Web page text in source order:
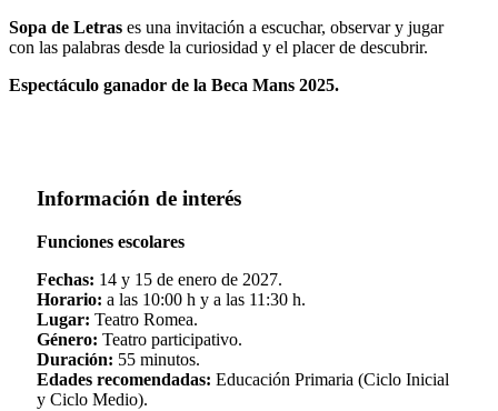
Sopa de Letras es una invitación a escuchar, observar y jugar
con las palabras desde la curiosidad y el placer de descubrir.
Espectáculo ganador de la Beca Mans 2025.
Información de interés
Funciones escolares
Fechas: 14 y 15 de enero de 2027.
Horario: a las 10:00 h y a las 11:30 h.
Lugar: Teatro Romea.
Género: Teatro participativo.
Duración: 55 minutos.
Edades recomendadas: Educación Primaria (Ciclo Inicial
y Ciclo Medio).